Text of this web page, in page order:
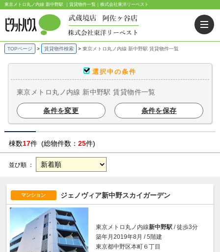
東京メトロ丸ノ内線 新中野駅 ｜賃貸物件一覧｜株式会社東洋リーベスト
TOPページ 賃貸物件検索 東京メトロ丸ノ内線 新中野駅 賃貸物件一覧
選択中の条件
東京メトロ丸ノ内線 新中野駅 賃貸物件一覧
条件を変更 条件を保存
棟数17件 (総物件数： 25件)
並び順 ：
マンション ジェノヴィア新中野スカイガーデン
東京メトロ丸ノ内線新中野駅 / 徒歩3分
築年月2019年8月 / 5階建
東京都中野区本町６丁目